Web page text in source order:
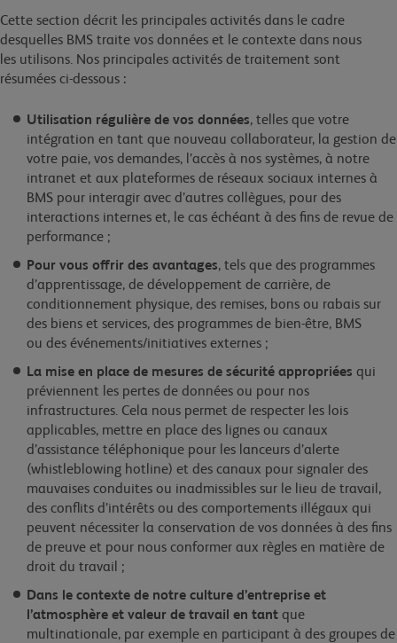
Cette section décrit les principales activités dans le cadre
desquelles BMS traite vos données et le contexte dans nous
les utilisons. Nos principales activités de traitement sont
résumées ci-dessous :
Utilisation régulière de vos données, telles que votre
intégration en tant que nouveau collaborateur, la gestion de
votre paie, vos demandes, l’accès à nos systèmes, à notre
intranet et aux plateformes de réseaux sociaux internes à
BMS pour interagir avec d’autres collègues, pour des
interactions internes et, le cas échéant à des fins de revue de
performance ;
Pour vous offrir des avantages, tels que des programmes
d’apprentissage, de développement de carrière, de
conditionnement physique, des remises, bons ou rabais sur
des biens et services, des programmes de bien-être, BMS
ou des événements/initiatives externes ;
La mise en place de mesures de sécurité appropriées qui
préviennent les pertes de données ou pour nos
infrastructures. Cela nous permet de respecter les lois
applicables, mettre en place des lignes ou canaux
d’assistance téléphonique pour les lanceurs d’alerte
(whistleblowing hotline) et des canaux pour signaler des
mauvaises conduites ou inadmissibles sur le lieu de travail,
des conflits d’intérêts ou des comportements illégaux qui
peuvent nécessiter la conservation de vos données à des fins
de preuve et pour nous conformer aux règles en matière de
droit du travail ;
Dans le contexte de notre culture d’entreprise et
l’atmosphère et valeur de travail en tant que
multinationale, par exemple en participant à des groupes de